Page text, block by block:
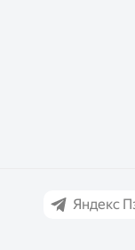
Яндекс